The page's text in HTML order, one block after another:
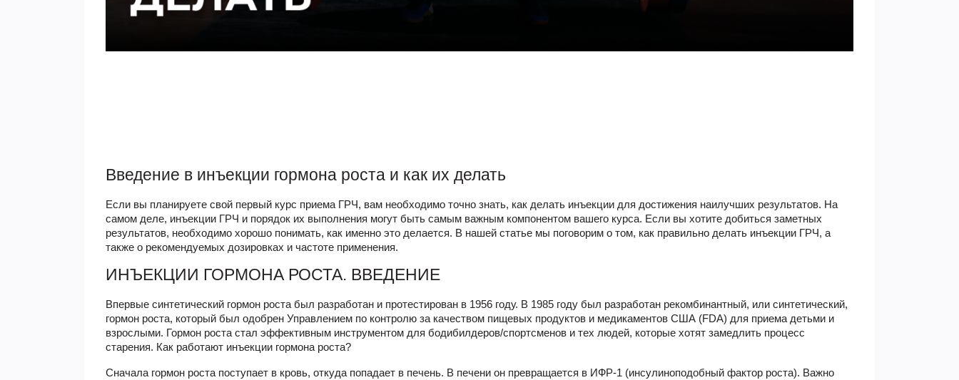
Введение в инъекции гормона роста и как их делать
Если вы планируете свой первый курс приема ГРЧ, вам необходимо точно знать, как делать инъекции для достижения наилучших результатов. На
самом деле, инъекции ГРЧ и порядок их выполнения могут быть самым важным компонентом вашего курса. Если вы хотите добиться заметных
результатов, необходимо хорошо понимать, как именно это делается. В нашей статье мы поговорим о том, как правильно делать инъекции ГРЧ, а
также о рекомендуемых дозировках и частоте применения.
ИНЪЕКЦИИ ГОРМОНА РОСТА. ВВЕДЕНИЕ
Впервые синтетический гормон роста был разработан и протестирован в 1956 году. В 1985 году был разработан рекомбинантный, или синтетический,
гормон роста, который был одобрен Управлением по контролю за качеством пищевых продуктов и медикаментов США (FDA) для приема детьми и
взрослыми. Гормон роста стал эффективным инструментом для бодибилдеров/спортсменов и тех людей, которые хотят замедлить процесс
старения. Как работают инъекции гормона роста?
Сначала гормон роста поступает в кровь, откуда попадает в печень. В печени он превращается в ИФР-1 (инсулиноподобный фактор роста). Важно